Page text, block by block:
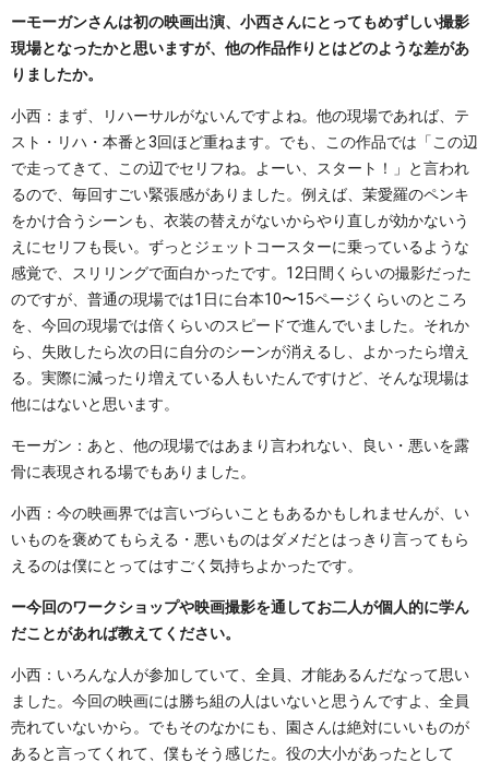
ーモーガンさんは初の映画出演、小西さんにとってもめずしい撮影
現場となったかと思いますが、他の作品作りとはどのような差があ
りましたか。
小西：まず、リハーサルがないんですよね。他の現場であれば、テ
スト・リハ・本番と3回ほど重ねます。でも、この作品では「この辺
で走ってきて、この辺でセリフね。よーい、スタート！」と言われ
るので、毎回すごい緊張感がありました。例えば、茉愛羅のペンキ
をかけ合うシーンも、衣装の替えがないからやり直しが効かないう
えにセリフも長い。ずっとジェットコースターに乗っているような
感覚で、スリリングで面白かったです。12日間くらいの撮影だった
のですが、普通の現場では1日に台本10〜15ページくらいのところ
を、今回の現場では倍くらいのスピードで進んでいました。それか
ら、失敗したら次の日に自分のシーンが消えるし、よかったら増え
る。実際に減ったり増えている人もいたんですけど、そんな現場は
他にはないと思います。
モーガン：あと、他の現場ではあまり言われない、良い・悪いを露
骨に表現される場でもありました。
小西：今の映画界では言いづらいこともあるかもしれませんが、い
いものを褒めてもらえる・悪いものはダメだとはっきり言ってもら
えるのは僕にとってはすごく気持ちよかったです。
ー今回のワークショップや映画撮影を通してお二人が個人的に学ん
だことがあれば教えてください。
小西：いろんな人が参加していて、全員、才能あるんだなって思い
ました。今回の映画には勝ち組の人はいないと思うんですよ、全員
売れていないから。でもそのなかにも、園さんは絶対にいいものが
あると言ってくれて、僕もそう感じた。役の大小があったとして